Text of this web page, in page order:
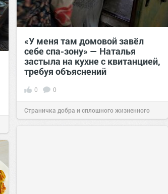
«У меня там домовой завёл
себе спа-зону» — Наталья
застыла на кухне с квитанцией,
требуя объяснений
0 0
Страничка добра и сплошного жизненного